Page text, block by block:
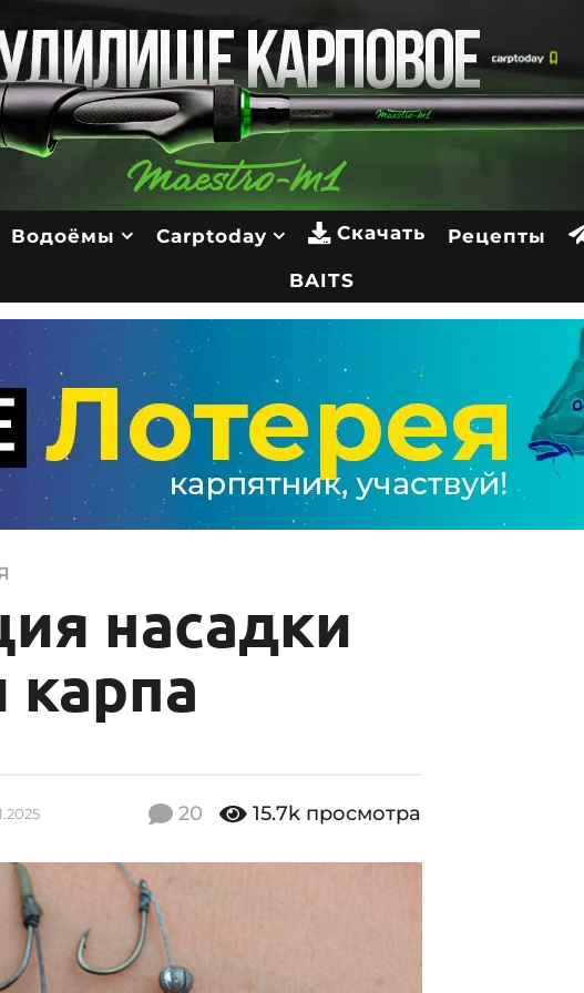
Водоёмы Carptoday Скачать Рецепты
BAITS
насадки
.
2
0
2
20 15.7k просмотра